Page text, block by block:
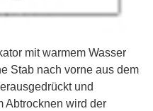
mit warmem Wasser
Stab nach vorne aus dem
und
Abtrocknen wird der